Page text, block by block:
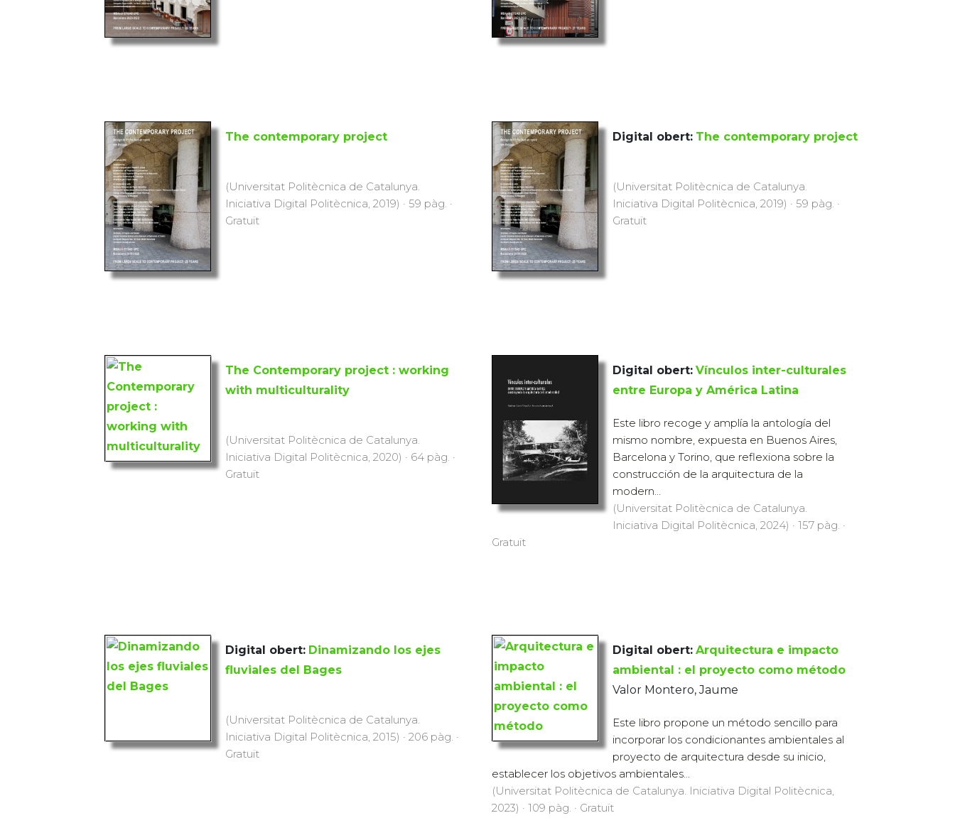
The contemporary project
(Universitat Politècnica de Catalunya.
Iniciativa Digital Politècnica, 2019) · 59 pàg. ·
Gratuït
Digital obert: The contemporary project
(Universitat Politècnica de Catalunya.
Iniciativa Digital Politècnica, 2019) · 59 pàg. ·
Gratuït
The Contemporary project : working
with multiculturality
(Universitat Politècnica de Catalunya.
Iniciativa Digital Politècnica, 2020) · 64 pàg. ·
Gratuït
Digital obert: Vínculos inter-culturales
entre Europa y América Latina
Este libro recoge y amplía la antología del
mismo nombre, expuesta en Buenos Aires,
Barcelona y Torino, que reflexiona sobre la
construcción de la arquitectura de la
modern...
(Universitat Politècnica de Catalunya.
Iniciativa Digital Politècnica, 2024) · 157 pàg. ·
Gratuït
Digital obert: Dinamizando los ejes
fluviales del Bages
(Universitat Politècnica de Catalunya.
Iniciativa Digital Politècnica, 2015) · 206 pàg. ·
Gratuït
Digital obert: Arquitectura e impacto
ambiental : el proyecto como método
Valor Montero, Jaume
Este libro propone un método sencillo para
incorporar los condicionantes ambientales al
proyecto de arquitectura desde su inicio,
establecer los objetivos ambientales...
(Universitat Politècnica de Catalunya. Iniciativa Digital Politècnica,
2023) · 109 pàg. · Gratuït